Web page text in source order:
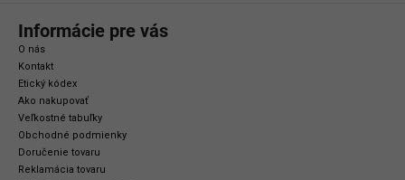
Informácie pre vás
O nás
Kontakt
Etický kódex
Ako nakupovať
Veľkostné tabuľky
Obchodné podmienky
Doručenie tovaru
Reklamácia tovaru